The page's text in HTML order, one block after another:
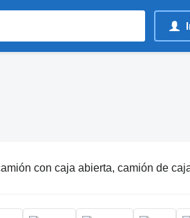
con caja abierta, camión de